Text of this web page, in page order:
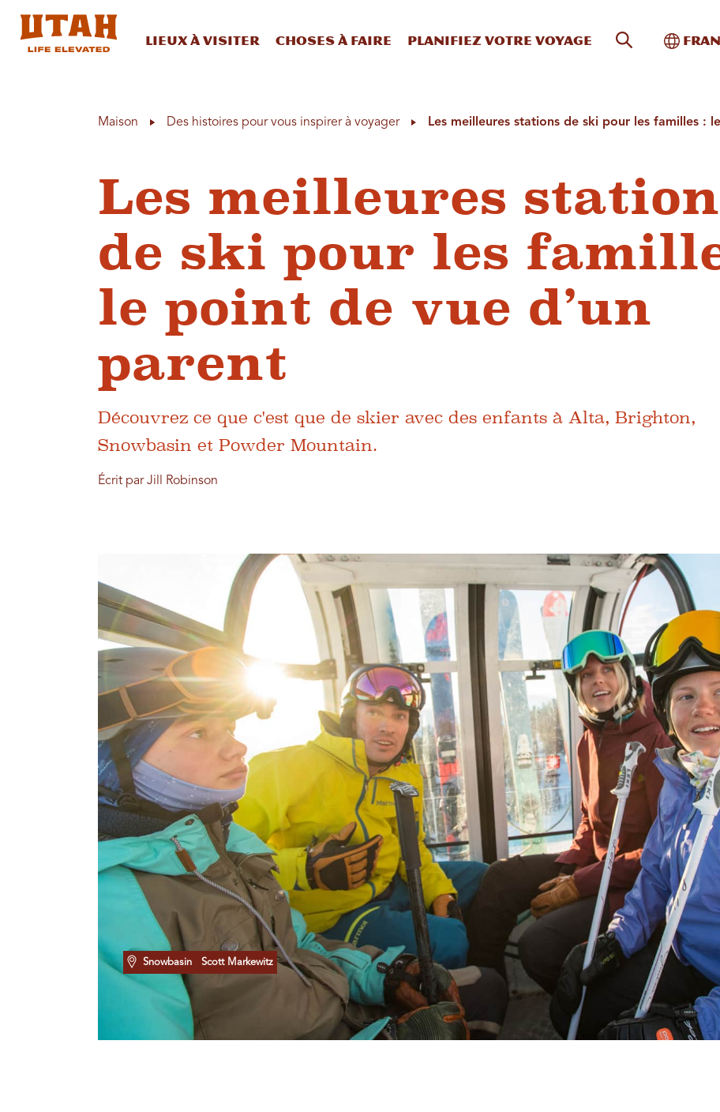
Lieux à visiter Choses à faire Planifiez votre voyage Recherche
Maison Des histoires pour vous inspirer à voyager Les meilleures stations de ski pour les familles :
Les meilleures
de ski pour les
le point de vue d’un
parent
Découvrez ce que c'est que de skier avec des enfants à Alta, Brighton,
Snowbasin et Powder Mountain.
Écrit par Jill Robinson
Snowbasin Scott Markewitz